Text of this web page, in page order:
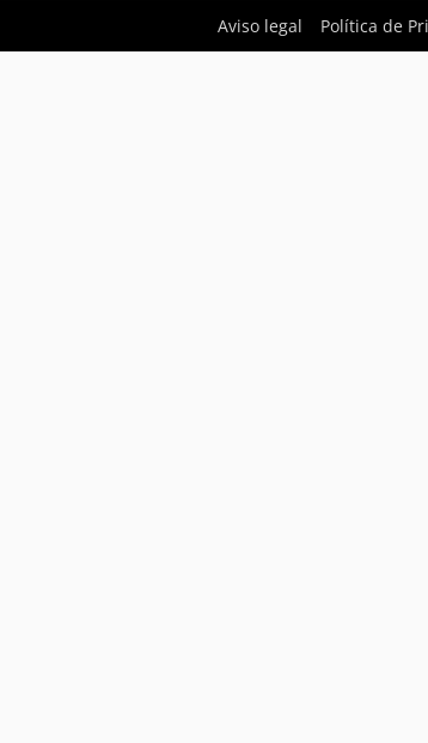
Aviso legal Política de